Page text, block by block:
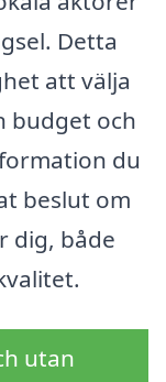
Detta
att välja
budget och
du
beslut om
dig, både
utan